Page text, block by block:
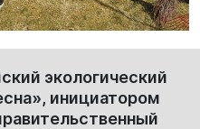
экологический
инициатором